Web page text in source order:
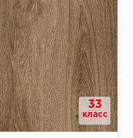
33
класс